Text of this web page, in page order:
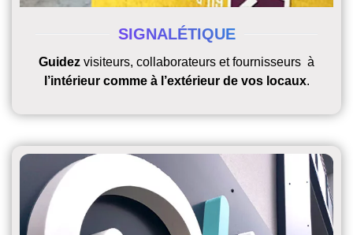
SIGNALÉTIQUE
Guidez visiteurs, collaborateurs et fournisseurs à
l’intérieur comme à l’extérieur de vos locaux.